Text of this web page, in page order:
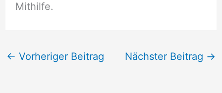
Mithilfe.
← Vorheriger Beitrag Nächster Beitrag →